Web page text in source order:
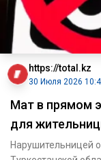
https://total.kz
30 Июля 2026
Мат в прямом
для
Нарушительницей